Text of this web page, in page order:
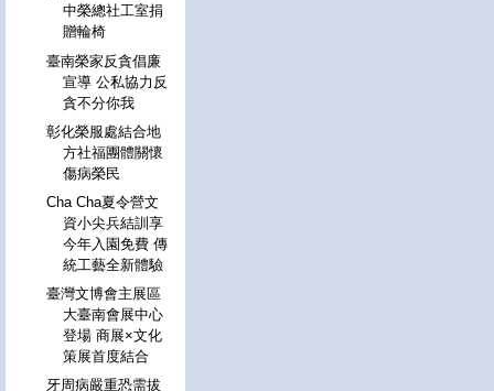
中榮總社工室捐
贈輪椅
臺南榮家反貪倡廉
宣導 公私協力反
貪不分你我
彰化榮服處結合地
方社福團體關懷
傷病榮民
Cha Cha夏令營文
資小尖兵結訓享
今年入園免費 傳
統工藝全新體驗
臺灣文博會主展區
大臺南會展中心
登場 商展×文化
策展首度結合
牙周病嚴重恐需拔